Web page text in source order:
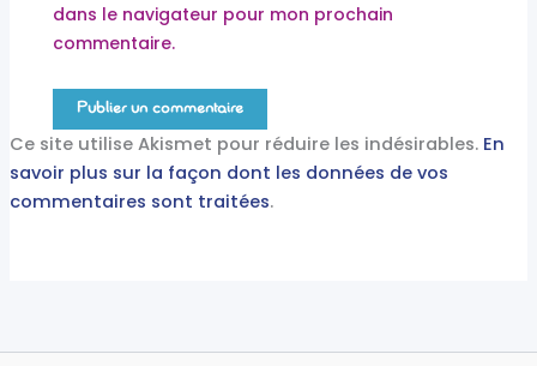
dans le navigateur pour mon prochain
commentaire.
Ce site utilise Akismet pour réduire les indésirables. En
savoir plus sur la façon dont les données de vos
commentaires sont traitées.